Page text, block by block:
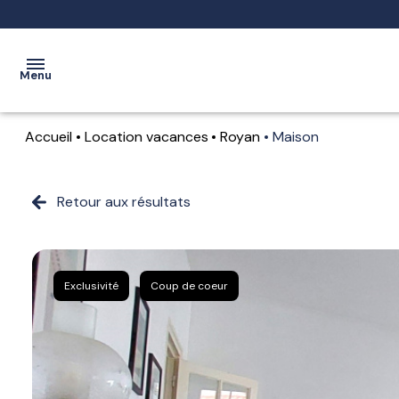
Menu
VENTES
LOCATIONS
SAISONNIÈRES
ESTIMATION
ALERTE
Accueil Location vacances Royan Maison
Retour aux résultats
Exclusivité Coup de coeur